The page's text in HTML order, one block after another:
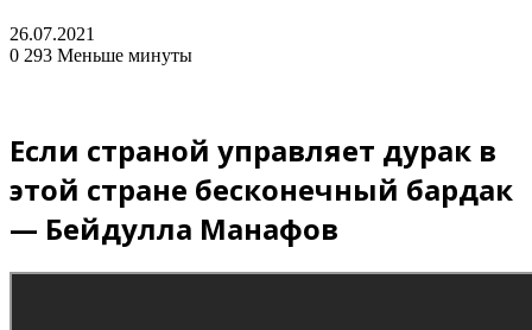
26.07.2021
0 293 Меньше минуты
Если страной управляет дурак в
этой стране бесконечный бардак
— Бейдулла Манафов